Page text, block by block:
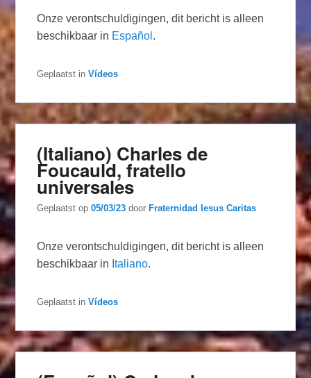
Onze verontschuldigingen, dit bericht is alleen
beschikbaar in Español .
Geplaatst in Vídeos
(Italiano) Charles de
Foucauld, fratello
universales
Geplaatst op05/03/23 door Fraternidad Iesus Caritas
Onze verontschuldigingen, dit bericht is alleen
beschikbaar in Italiano.
Geplaatst in Vídeos